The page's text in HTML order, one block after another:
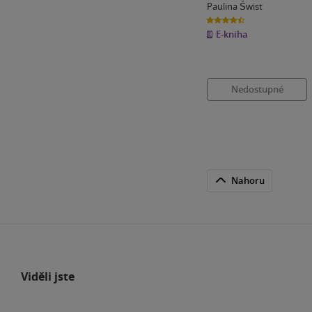
Paulina Świst
4.5
z
5
hvězdiček
E-kniha
Nedostupné
Nahoru
Viděli jste